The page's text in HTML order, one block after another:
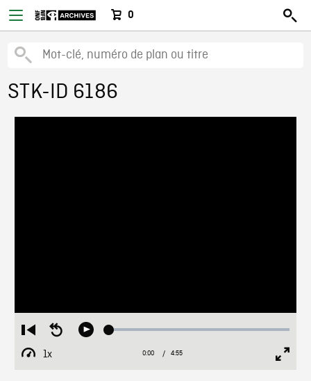
0
STK-ID 6186
Restart
from
beginning
Seek
Play Loaded:
1x
Playback
Current
0:00 / Duration
4:55